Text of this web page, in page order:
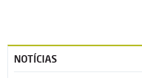
NOTÍCIAS